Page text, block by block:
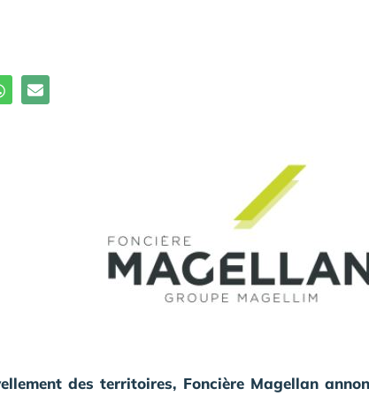
des territoires, Foncière Magellan